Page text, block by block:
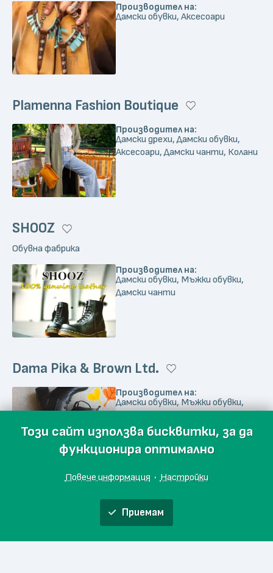
Производител на:
Дамски обувки, Аксесоари
Plamenna Fashion Boutique
Производител на:
Дамски дрехи, Дамски обувки,
Аксесоари, Дамски чанти, Колани
SHOOZ
Обувна фабрика
Производител на:
Дамски обувки, Мъжки обувки,
Дамски чанти
Dama Pika & Brown Ltd.
Производител на:
Дамски обувки, Мъжки обувки,
Детски обувки
Този сайт използва бисквитки, за да
функционира оптимално
Повече информация · Настройки
Приемам